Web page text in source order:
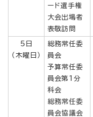
ード選手権
大会出場者
表敬訪問
5日
（木曜日）
総務常任委
員会
予算常任委
員会第1分
科会
総務常任委
員会協議会